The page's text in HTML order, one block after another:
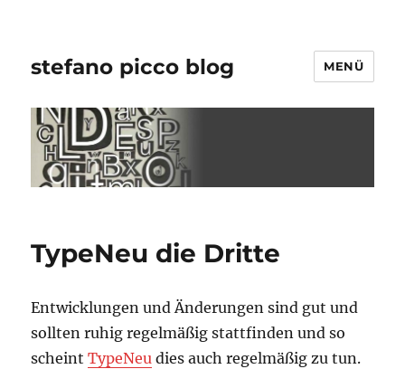
stefano picco blog MENÜ
TypeNeu die Dritte
Entwicklungen und Änderungen sind gut und
sollten ruhig regelmäßig stattfinden und so
scheintTypeNeu dies auch regelmäßig zu tun.